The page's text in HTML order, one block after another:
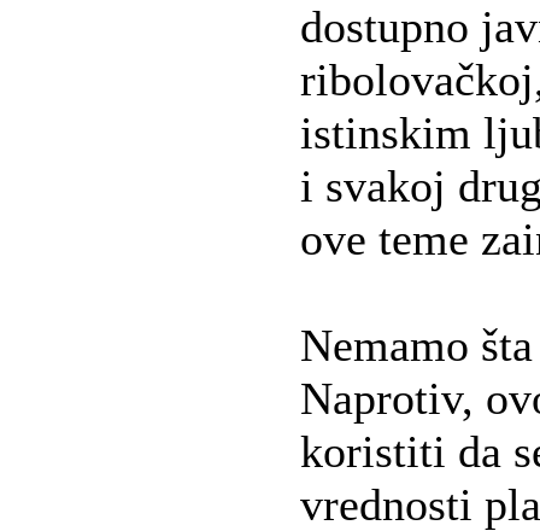
dostupno
istinskim
i svakoj
ove teme
Nemamo
Naprotiv,
koristiti da
vrednosti